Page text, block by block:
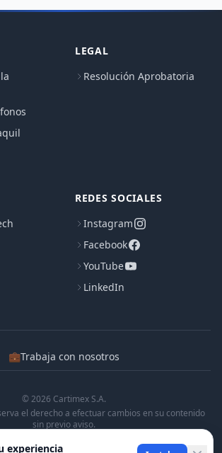
LEGAL
Resolución Aprobatoria
REDES SOCIALES
Instagram
Facebook
YouTube
LinkedIn
💼Trabaja con nosotros
© 2026 Cartimex S.A.
el derecho a efectuar cambios en su contenido
sin previo aviso.
ni garantiza que la informacion contenida en
pagina sea precisa o completa.
experiencia